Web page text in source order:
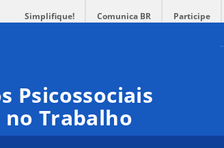
Simplifique! Comunica BR Participe
Psicossociais
no Trabalho